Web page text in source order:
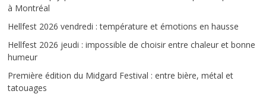
à Montréal
Hellfest 2026 vendredi : température et émotions en hausse
Hellfest 2026 jeudi : impossible de choisir entre chaleur et bonne
humeur
Première édition du Midgard Festival : entre bière, métal et
tatouages